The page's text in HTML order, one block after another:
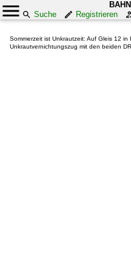
BAHN
Suche
Registrieren
Sommerzeit ist Unkrautzeit: Auf Gleis 12 in
Unkrautvernichtungszug mit den beiden